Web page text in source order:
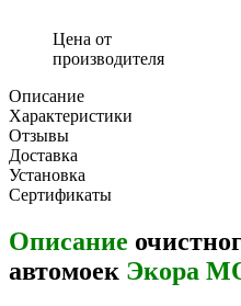
Цена от
производителя
Описание
Характеристики
Отзывы
Доставка
Установка
Сертификаты
Описание
автомоек Экора